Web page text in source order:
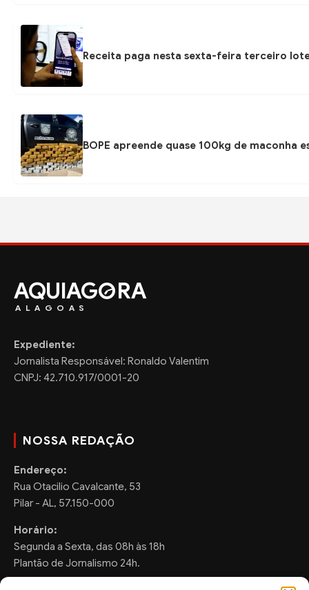
Receita paga nesta sexta-feira terceiro
BOPE apreende quase 100kg de
AQUIAG RA
ALAGOAS
Expediente:
Jornalista Responsável: Ronaldo Valentim
CNPJ: 42.710.917/0001-20
NOSSA REDAÇÃO
Endereço:
Rua Otacilio Cavalcante, 53
Pilar - AL, 57.150-000
Horário:
Segunda a Sexta, das 08h às 18h
Plantão de Jornalismo 24h.